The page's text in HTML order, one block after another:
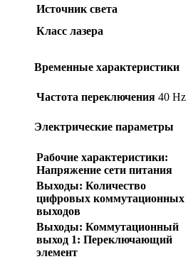
Источник света
Класс лазера
Временные характеристики
Частота переключения 40 Hz
Электрические параметры
Рабочие характеристики:
Напряжение сети питания
Выходы: Количество
цифровых коммутационных
выходов
Выходы: Коммутационный
выход 1: Переключающий
элемент